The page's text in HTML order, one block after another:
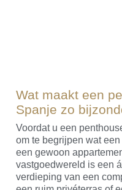
Wat maakt een
Spanje zo
Voordat u een
om te begrijpen wat
een gewoon
vastgoedwereld is een
verdieping van een